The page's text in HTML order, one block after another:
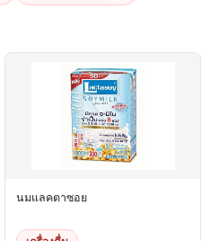
นมแลคตาซอย